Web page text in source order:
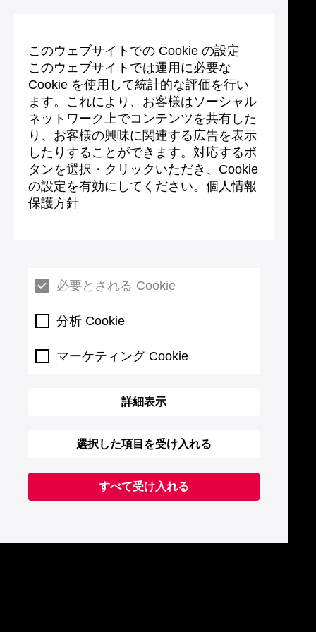
このウェブサイトでの Cookie の設定
このウェブサイトでは運用に必要な
Cookie を使用して統計的な評価を行い
ます。これにより、お客様はソーシャル
ネットワーク上でコンテンツを共有した
り、お客様の興味に関連する広告を表示
したりすることができます。対応するボ
タンを選択・クリックいただき、Cookie
の設定を有効にしてください。個人情報
保護方針
必要とされる Cookie
分析 Cookie
マーケティング Cookie
詳細表示
選択した項目を受け入れる
すべて受け入れる